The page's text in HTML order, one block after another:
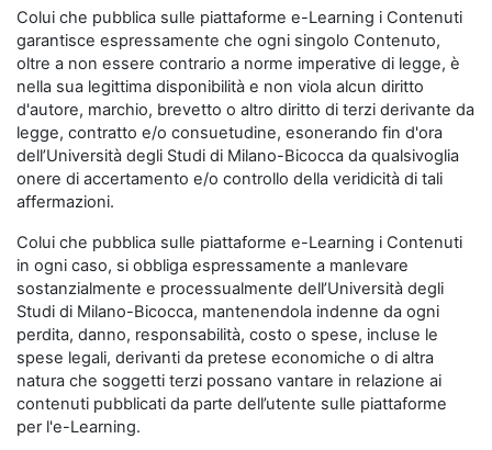
Colui che pubblica sulle piattaforme e-Learning i Contenuti
garantisce espressamente che ogni singolo Contenuto,
oltre a non essere contrario a norme imperative di legge, è
nella sua legittima disponibilità e non viola alcun diritto
d'autore, marchio, brevetto o altro diritto di terzi derivante da
legge, contratto e/o consuetudine, esonerando fin d'ora
dell’Università degli Studi di Milano-Bicocca da qualsivoglia
onere di accertamento e/o controllo della veridicità di tali
affermazioni.
Colui che pubblica sulle piattaforme e-Learning i Contenuti
in ogni caso, si obbliga espressamente a manlevare
sostanzialmente e processualmente dell’Università degli
Studi di Milano-Bicocca, mantenendola indenne da ogni
perdita, danno, responsabilità, costo o spese, incluse le
spese legali, derivanti da pretese economiche o di altra
natura che soggetti terzi possano vantare in relazione ai
contenuti pubblicati da parte dell’utente sulle piattaforme
per l'e-Learning.